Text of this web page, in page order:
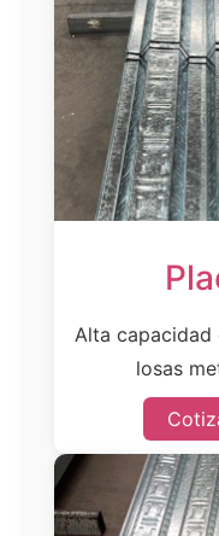
Alta capacidad
losas